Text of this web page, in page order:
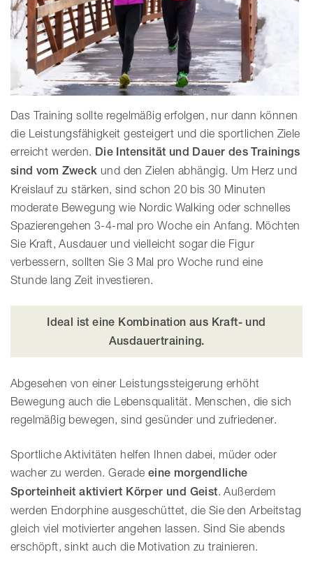
Das Training sollte regelmäßig erfolgen, nur dann können
die Leistungsfähigkeit gesteigert und die sportlichen Ziele
erreicht werden. Die Intensität und Dauer des Trainings
sind vom Zweck und den Zielen abhängig. Um Herz und
Kreislauf zu stärken, sind schon 20 bis 30 Minuten
moderate Bewegung wie Nordic Walking oder schnelles
Spazierengehen 3-4-mal pro Woche ein Anfang. Möchten
Sie Kraft, Ausdauer und vielleicht sogar die Figur
verbessern, sollten Sie 3 Mal pro Woche rund eine
Stunde lang Zeit investieren.
Ideal ist eine Kombination aus Kraft- und
Ausdauertraining.
Abgesehen von einer Leistungssteigerung erhöht
Bewegung auch die Lebensqualität. Menschen, die sich
regelmäßig bewegen, sind gesünder und zufriedener.
Sportliche Aktivitäten helfen Ihnen dabei, müder oder
wacher zu werden. Gerade eine morgendliche
Sporteinheit aktiviert Körper und Geist. Außerdem
werden Endorphine ausgeschüttet, die Sie den Arbeitstag
gleich viel motivierter angehen lassen. Sind Sie abends
erschöpft, sinkt auch die Motivation zu trainieren.